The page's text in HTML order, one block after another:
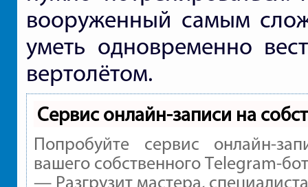
вооруженный самым
уметь одновременно
вертолётом.
Сервис онлайн-записи на
Попробуйте сервис онлайн-
вашего собственного Telegram-
— Разгрузит мастера,